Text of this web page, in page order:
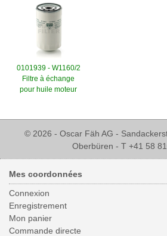
0101939 - W1160/2
Filtre à échange
pour huile moteur
© 2026 - Oscar Fäh AG -
Oberbüren - T +41 58
Mes coordonnées
Connexion
Enregistrement
Mon panier
Commande directe